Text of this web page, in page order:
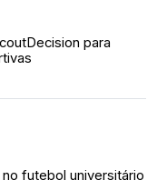
para
futebol universitário